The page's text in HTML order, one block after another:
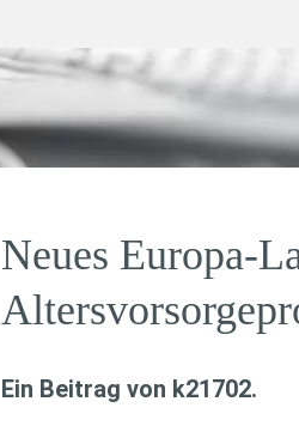
Neues Europa-
Ein Beitrag von k21702.